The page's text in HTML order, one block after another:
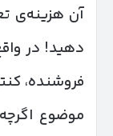
آن هزینه‌ی
دهید! در
فروشنده،
موضوع